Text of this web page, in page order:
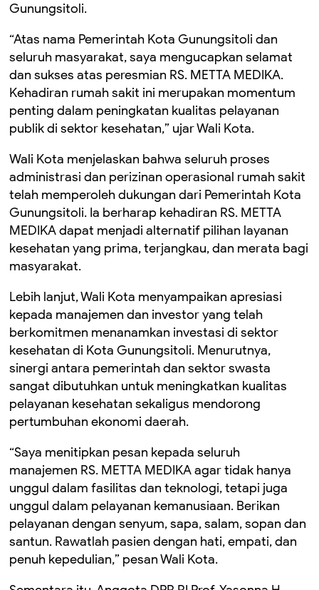
Gunungsitoli.
“Atas nama Pemerintah Kota Gunungsitoli dan
seluruh masyarakat, saya mengucapkan selamat
dan sukses atas peresmian RS. METTA MEDIKA.
Kehadiran rumah sakit ini merupakan momentum
penting dalam peningkatan kualitas pelayanan
publik di sektor kesehatan,” ujar Wali Kota.
Wali Kota menjelaskan bahwa seluruh proses
administrasi dan perizinan operasional rumah sakit
telah memperoleh dukungan dari Pemerintah Kota
Gunungsitoli. Ia berharap kehadiran RS. METTA
MEDIKA dapat menjadi alternatif pilihan layanan
kesehatan yang prima, terjangkau, dan merata bagi
masyarakat.
Lebih lanjut, Wali Kota menyampaikan apresiasi
kepada manajemen dan investor yang telah
berkomitmen menanamkan investasi di sektor
kesehatan di Kota Gunungsitoli. Menurutnya,
sinergi antara pemerintah dan sektor swasta
sangat dibutuhkan untuk meningkatkan kualitas
pelayanan kesehatan sekaligus mendorong
pertumbuhan ekonomi daerah.
“Saya menitipkan pesan kepada seluruh
manajemen RS. METTA MEDIKA agar tidak hanya
unggul dalam fasilitas dan teknologi, tetapi juga
unggul dalam pelayanan kemanusiaan. Berikan
pelayanan dengan senyum, sapa, salam, sopan dan
santun. Rawatlah pasien dengan hati, empati, dan
penuh kepedulian,” pesan Wali Kota.